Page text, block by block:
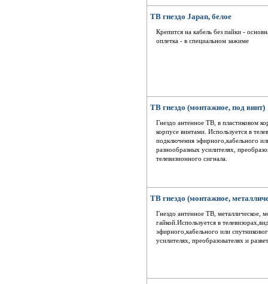
ТВ гнездо Japan, белое
Крепится на кабель без пайки -
оплетка - в специальном зажиме
ТВ гнездо (монтажное, под винт)
Гнездо антенное ТВ, в пластиковом
корпусе винтами. Используется в
подключения эфирного,кабельного
разнообразных усилителях,
телевизионного сигнала.
ТВ гнездо (монтажное,
Гнездо антенное ТВ, металлическое,
гайкой.Используется в
эфирного,кабельного или
усилителях, преобразователях и